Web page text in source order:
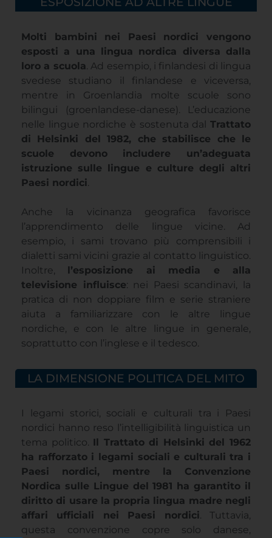
Molti bambini nei Paesi nordici vengono
esposti a una lingua nordica diversa dalla
loro a scuola. Ad esempio, i finlandesi di lingua
svedese studiano il finlandese e viceversa,
mentre in Groenlandia molte scuole sono
bilingui (groenlandese-danese). L’educazione
nelle lingue nordiche è sostenuta dal Trattato
di Helsinki del 1982, che stabilisce che le
scuole devono includere un’adeguata
istruzione sulle lingue e culture degli altri
Paesi nordici.
Anche la vicinanza geografica favorisce
l’apprendimento delle lingue vicine. Ad
esempio, i sami trovano più comprensibili i
dialetti sami vicini grazie al contatto linguistico.
Inoltre, l’esposizione ai media e alla
televisione influisce: nei Paesi scandinavi, la
pratica di non doppiare film e serie straniere
aiuta a familiarizzare con le altre lingue
nordiche, e con le altre lingue in generale,
soprattutto con l’inglese e il tedesco.
LA DIMENSIONE POLITICA DEL MITO
I legami storici, sociali e culturali tra i Paesi
nordici hanno reso l’intelligibilità linguistica un
tema politico. Il Trattato di Helsinki del 1962
ha rafforzato i legami sociali e culturali tra i
Paesi nordici, mentre la Convenzione
Nordica sulle Lingue del 1981 ha garantito il
diritto di usare la propria lingua madre negli
affari ufficiali nei Paesi nordici. Tuttavia,
questa convenzione copre solo danese,